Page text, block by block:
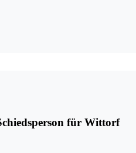
für Wittorf